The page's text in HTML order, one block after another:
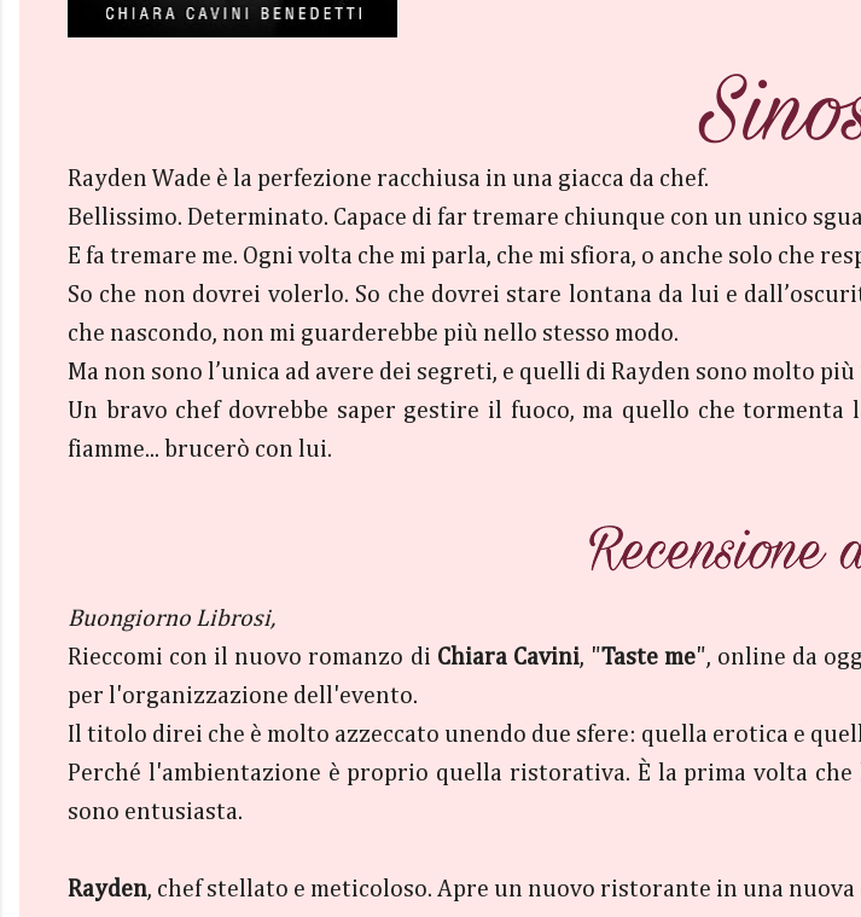
Rayden Wade è la perfezione racchiusa in una giacca da chef.
Bellissimo. Determinato. Capace di far tremare chiunque con un unico
E fa tremare me. Ogni volta che mi parla, che mi sfiora, o anche solo che
So che non dovrei volerlo. So che dovrei stare lontana da lui e
che nascondo, non mi guarderebbe più nello stesso modo.
Ma non sono l’unica ad avere dei segreti, e quelli di Rayden sono molto
Un bravo chef dovrebbe saper gestire il fuoco, ma quello che
fiamme... brucerò con lui.
Buongiorno Librosi,
Rieccomi con il nuovo romanzo di Chiara Cavini, "Taste me", online da
per l'organizzazione dell'evento.
Il titolo direi che è molto azzeccato unendo due sfere: quella erotica e
Perché l'ambientazione è proprio quella ristorativa. È la prima volta
sono entusiasta.
Rayden, chef stellato e meticoloso. Apre un nuovo ristorante in una